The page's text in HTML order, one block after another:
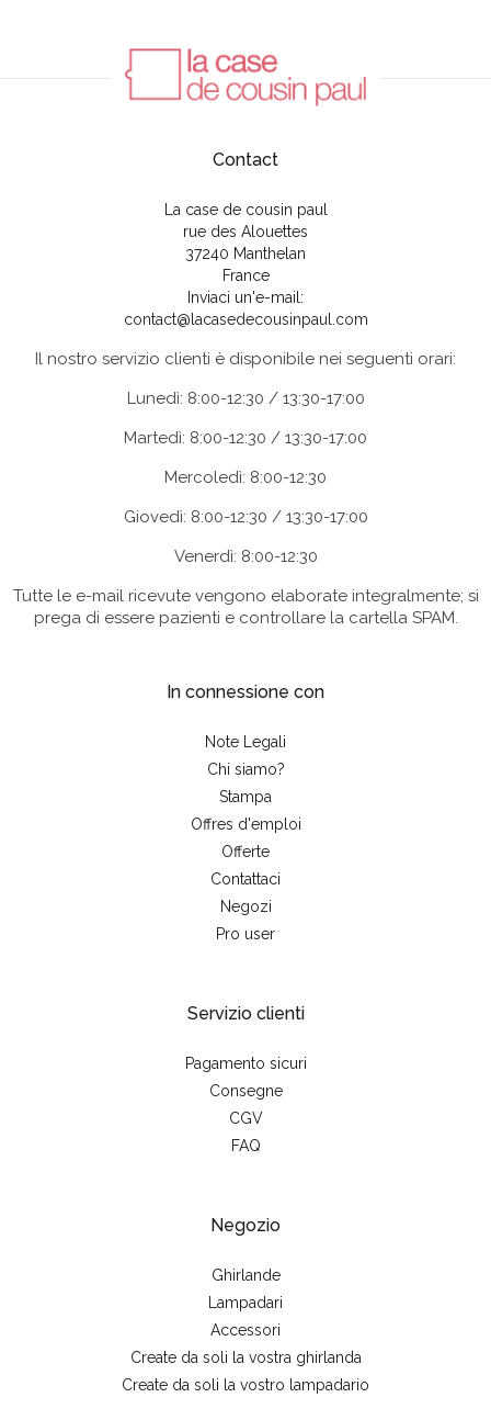
Contact
La case de cousin paul
rue des Alouettes
37240 Manthelan
France
Inviaci un'e-mail:
contact@lacasedecousinpaul.com
Il nostro servizio clienti è disponibile nei seguenti orari:
Lunedì: 8:00-12:30 / 13:30-17:00
Martedì: 8:00-12:30 / 13:30-17:00
Mercoledì: 8:00-12:30
Giovedì: 8:00-12:30 / 13:30-17:00
Venerdì: 8:00-12:30
Tutte le e-mail ricevute vengono elaborate integralmente; si
prega di essere pazienti e controllare la cartella SPAM.
In connessione con
Note Legali
Chi siamo?
Stampa
Offres d'emploi
Offerte
Contattaci
Negozi
Pro user
Servizio clienti
Pagamento sicuri
Consegne
CGV
FAQ
Negozio
Ghirlande
Lampadari
Accessori
Create da soli la vostra ghirlanda
Create da soli la vostro lampadario